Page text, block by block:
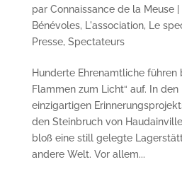
par Connaissance de la Meuse|
Bénévoles, L'association, Le
Presse, Spectateurs
Hunderte Ehrenamtliche führen
Flammen zum Licht“ auf. In den
einzigartigen
den Steinbruch von
bloß eine still gelegte
andere Welt. Vor allem...